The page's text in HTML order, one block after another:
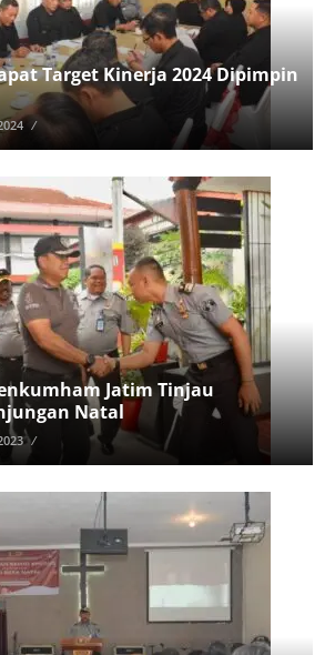
Target Kinerja 2024 Dipimpin
Jatim Tinjau
Natal